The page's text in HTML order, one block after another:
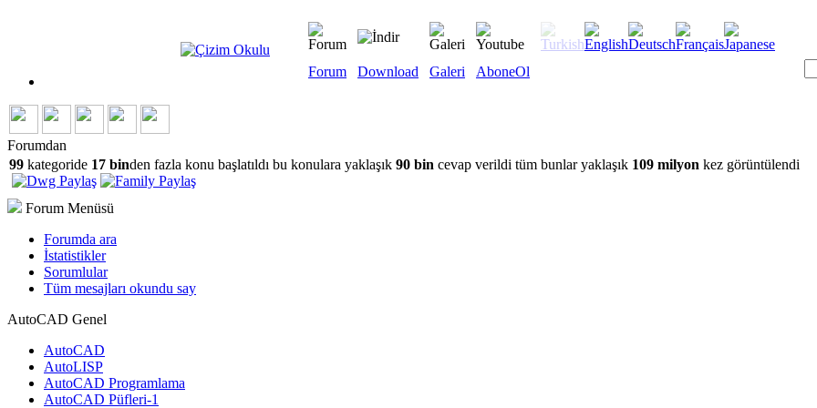
Forum Download Galeri AboneOl
Forumdan
99 kategoride 17 binden fazla konu başlatıldı bu konulara yaklaşık 90 bin cevap verildi tüm bunlar yaklaşık 109 milyon kez görüntülendi
Forum Menüsü
Forumda ara
İstatistikler
Sorumlular
Tüm mesajları okundu say
AutoCAD Genel
AutoCAD
AutoLISP
AutoCAD Programlama
AutoCAD Püfleri-1